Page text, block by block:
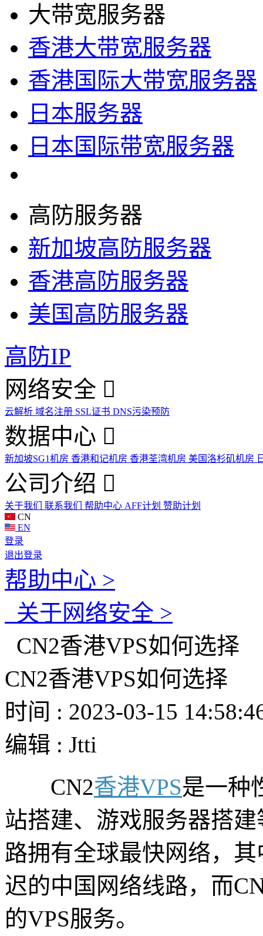
大带宽服务器
香港大带宽服务器
香港国际大带宽服务器
日本服务器
日本国际带宽服务器
高防服务器
新加坡高防服务器
香港高防服务器
美国高防服务器
高防IP
网络安全
云解析 域名注册 SSL证书 DNS污染预防
数据中心
新加坡SG1机房 香港和记机房 香港荃湾机房 美国洛杉矶机房
公司介绍
关于我们 联系我们 帮助中心 AFF计划 赞助计划
CN
EN
登录
退出登录
帮助中心 >
关于网络安全 >
CN2香港VPS如何选择
CN2香港VPS如何选择
时间 : 2023-03-15
编辑 : Jtti
CN2香港VPS是一种
站搭建、游戏服务器搭
路拥有全球最快网络，
迟的中国网络线路，而
的VPS服务。